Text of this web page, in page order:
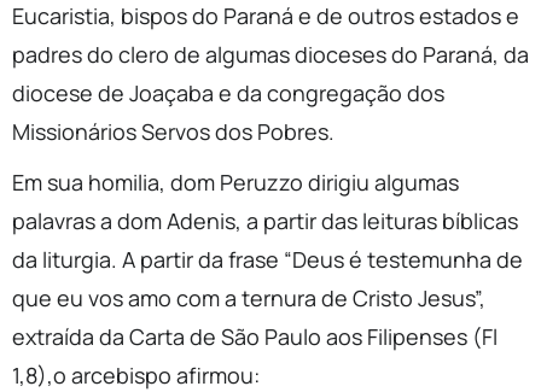
Eucaristia, bispos do Paraná e de outros estados e
padres do clero de algumas dioceses do Paraná, da
diocese de Joaçaba e da congregação dos
Missionários Servos dos Pobres.
Em sua homilia, dom Peruzzo dirigiu algumas
palavras a dom Adenis, a partir das leituras bíblicas
da liturgia. A partir da frase “Deus é testemunha de
que eu vos amo com a ternura de Cristo Jesus”,
extraída da Carta de São Paulo aos Filipenses (Fl
1,8),o arcebispo afirmou: